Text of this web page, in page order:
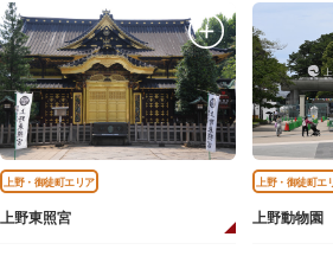
上野・御徒町エリア
上野東照宮
上野・御徒町エ
上野動物園